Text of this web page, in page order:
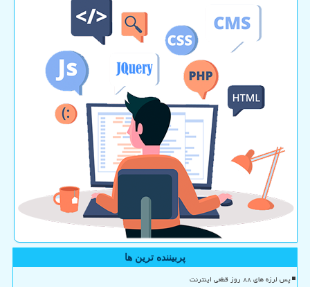
پربیننده ترین ها
پس لرزه های ۸۸ روز قطعی اینترنت